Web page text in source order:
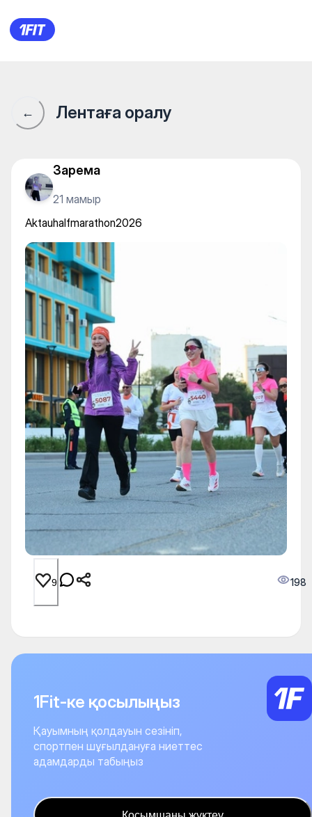
Aktauhalfmarathon2026
← Лентаға оралу
Зарема
21 мамыр
Aktauhalfmarathon2026
9 198
1Fit-ке қосылыңыз
Қауымның қолдауын сезініп,
спортпен шұғылдануға ниеттес
адамдарды табыңыз